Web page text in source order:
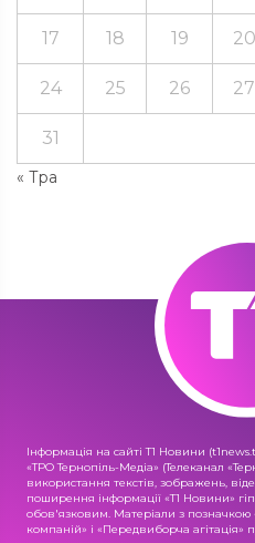
« Тра
17 18 19 20
24 25 26 27
31
Інформація на сайті Т1 Новини
«ТРО Тернопіль-Медіа» (Телеканал
використання текстів, зображень,
поширення інформації «Т1 Новини»
обов'язковим. Матеріали з
компаній» і «Передвиборча